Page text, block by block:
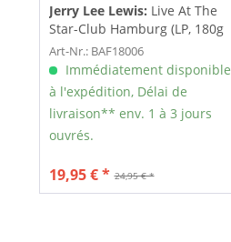
Jerry Lee Lewis: Live At The
Star-Club Hamburg (LP, 180g
Vinyl)
Art-Nr.: BAF18006
Immédiatement disponible
à l'expédition, Délai de
livraison** env. 1 à 3 jours
ouvrés.
24,95 € *
19,95 € *